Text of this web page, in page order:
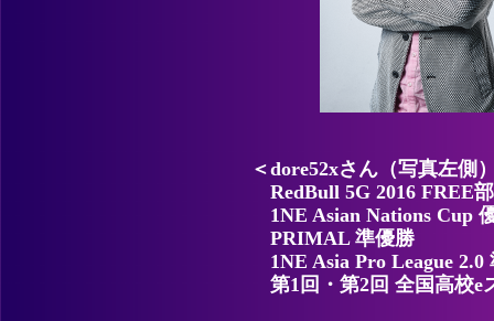
＜dore52xさん（写真左側
RedBull 5G 2016 FREE
1NE Asian Nations Cup
PRIMAL 準優勝
1NE Asia Pro League 2.0
第1回・第2回 全国高校e